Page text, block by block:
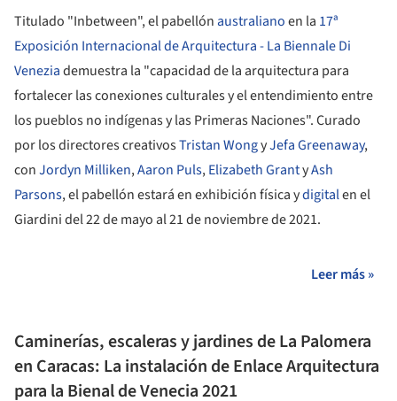
Titulado "Inbetween", el pabellón australianoen la 17ª
Exposición Internacional de Arquitectura - La Biennale Di
Veneziademuestra la "capacidad de la arquitectura para
fortalecer las conexiones culturales y el entendimiento entre
los pueblos no indígenas y las Primeras Naciones". Curado
por los directores creativosTristan WongyJefa Greenaway,
conJordyn Milliken,Aaron Puls,Elizabeth GrantyAsh
Parsons, el pabellón estará en exhibición física ydigitalen el
Giardini del 22 de mayo al 21 de noviembre de 2021.
Leer más »
Caminerías, escaleras y jardines de La Palomera
en Caracas: La instalación de Enlace Arquitectura
para la Bienal de Venecia 2021